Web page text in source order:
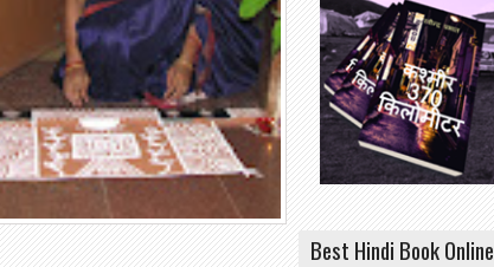
Best Hindi Book Online